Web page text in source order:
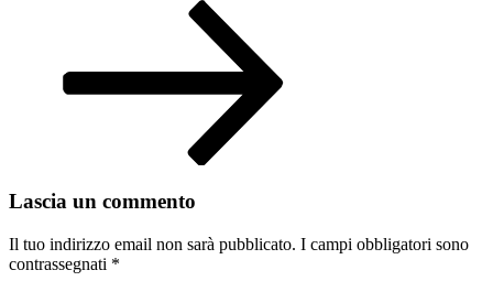
Lascia un commento
Il tuo indirizzo email non sarà pubblicato. I campi obbligatori sono
contrassegnati *